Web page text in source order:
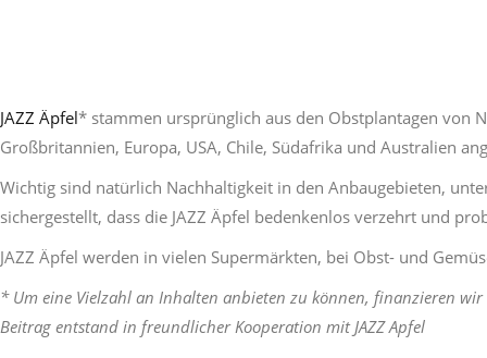
JAZZ Äpfel* stammen ursprünglich aus den Obstplantagen von
Großbritannien, Europa, USA, Chile, Südafrika und Australien
Wichtig sind natürlich Nachhaltigkeit in den Anbaugebieten,
sichergestellt, dass die JAZZ Äpfel bedenkenlos verzehrt und
JAZZ Äpfel werden in vielen Supermärkten, bei Obst- und
* Um eine Vielzahl an Inhalten anbieten zu können, finanzieren
Beitrag entstand in freundlicher Kooperation mit JAZZ Apfel